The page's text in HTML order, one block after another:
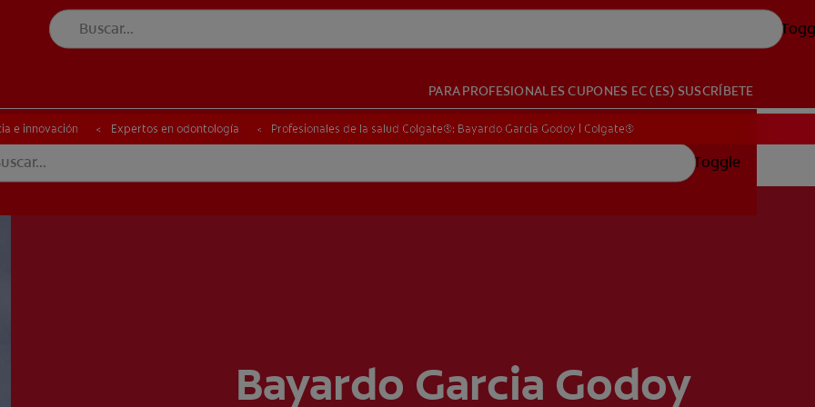
PARA PROFESIONALESCUPONES EC (ES) SUSCRÍBETE
BUCAL SELECCIÓN DE PRODUCTOS
Toggle
e innovación Expertos en odontología Profesionales de la salud Colgate®: Bayardo Garcia Godoy | Colgate®
Bayardo Garcia Godoy